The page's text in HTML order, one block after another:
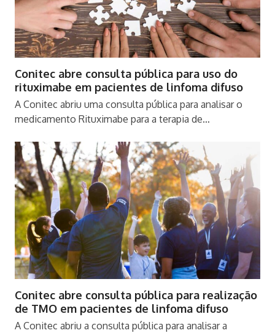
Conitec abre consulta pública para uso do
rituximabe em pacientes de linfoma difuso
A Conitec abriu uma consulta pública para analisar o
medicamento Rituximabe para a terapia de…
Conitec abre consulta pública para realização
de TMO em pacientes de linfoma difuso
A Conitec abriu a consulta pública para analisar a